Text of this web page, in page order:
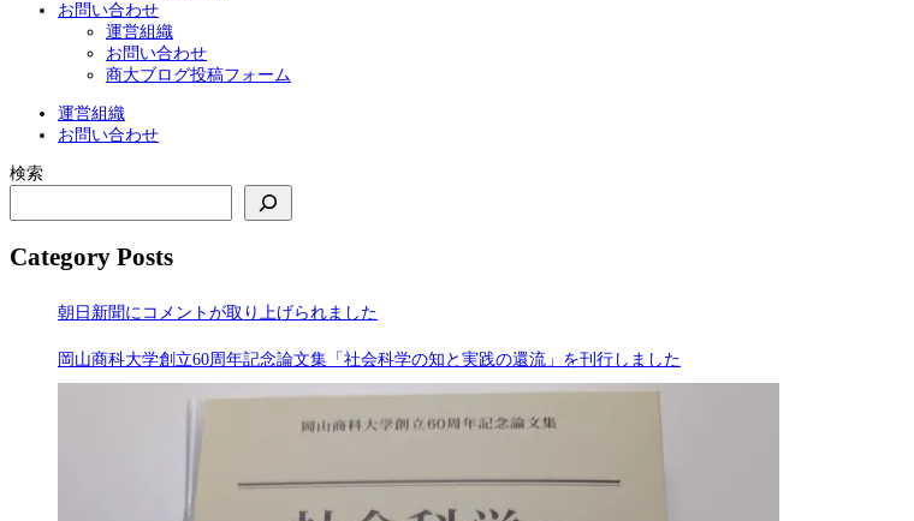
お問い合わせ
運営組織
お問い合わせ
商大ブログ投稿フォーム
運営組織
お問い合わせ
検索
Category Posts
朝日新聞にコメントが取り上げられました
岡山商科大学創立60周年記念論文集「社会科学の知と実践の還流」を刊行しました